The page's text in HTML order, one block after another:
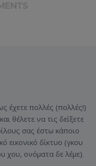
έχετε πολλές (πολλές!)
θέλετε να τις δείξετε
σας έστω κάποιο
εικονικό δίκτυο (γκου
χου, ονόματα δε λέμε).